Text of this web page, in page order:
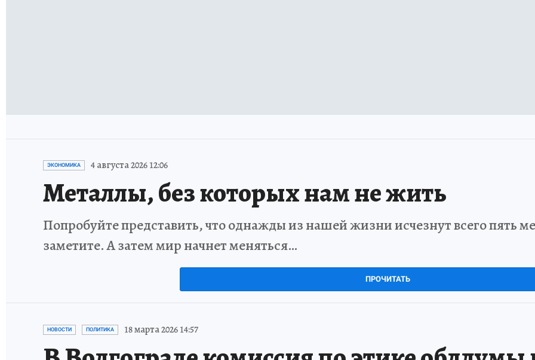
ЭКОНОМИКА 4 августа 2026 12:06
Металлы, без которых нам не жить
Попробуйте представить, что однажды из нашей жизни исчезнут всего пять
заметите. А затем мир начнет меняться…
ПРОЧИТАТЬ
НОВОСТИ ПОЛИТИКА 18 марта 2026 14:57